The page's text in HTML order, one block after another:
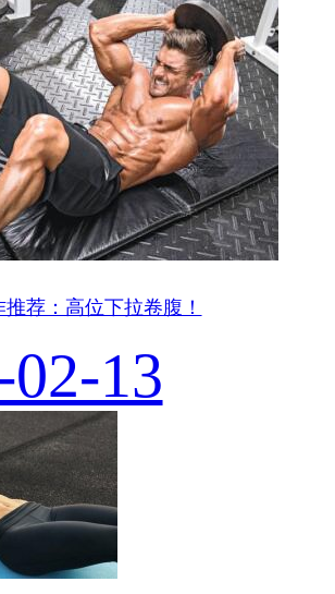
荐：高位下拉卷腹！
02-13